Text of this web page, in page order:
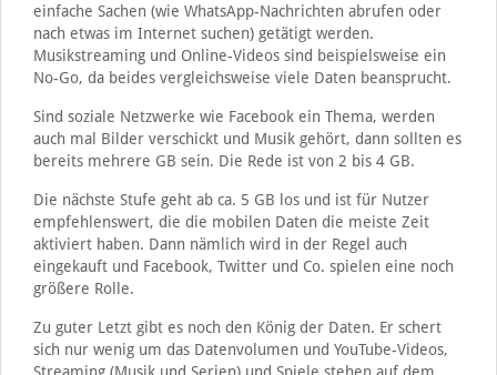
einfache Sachen (wie WhatsApp-Nachrichten abrufen oder
nach etwas im Internet suchen) getätigt werden.
Musikstreaming und Online-Videos sind beispielsweise ein
No-Go, da beides vergleichsweise viele Daten beansprucht.
Sind soziale Netzwerke wie Facebook ein Thema, werden
auch mal Bilder verschickt und Musik gehört, dann sollten es
bereits mehrere GB sein. Die Rede ist von 2 bis 4 GB.
Die nächste Stufe geht ab ca. 5 GB los und ist für Nutzer
empfehlenswert, die die mobilen Daten die meiste Zeit
aktiviert haben. Dann nämlich wird in der Regel auch
eingekauft und Facebook, Twitter und Co. spielen eine noch
größere Rolle.
Zu guter Letzt gibt es noch den König der Daten. Er schert
sich nur wenig um das Datenvolumen und YouTube-Videos,
Streaming (Musik und Serien) und Spiele stehen auf dem